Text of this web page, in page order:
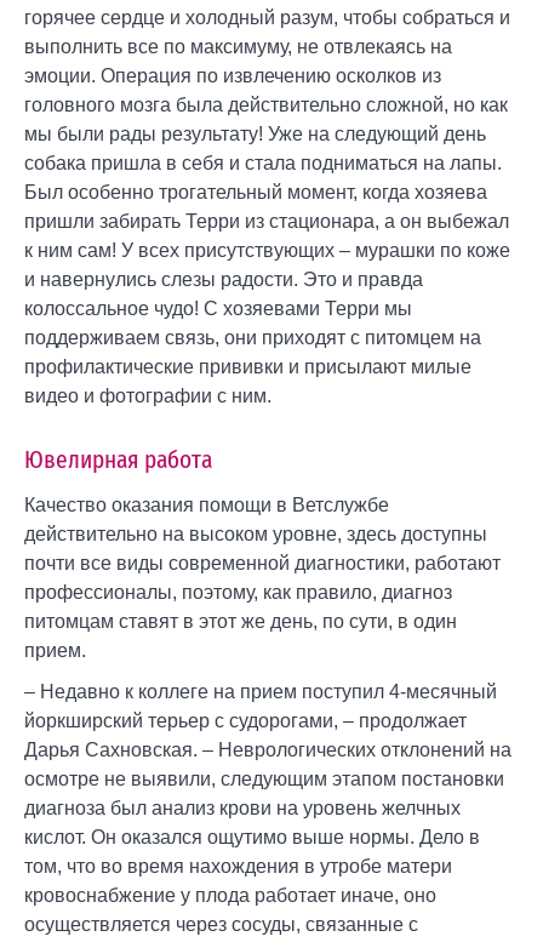
горячее сердце и холодный разум, чтобы собраться и
выполнить все по максимуму, не отвлекаясь на
эмоции. Операция по извлечению осколков из
головного мозга была действительно сложной, но как
мы были рады результату! Уже на следующий день
собака пришла в себя и стала подниматься на лапы.
Был особенно трогательный момент, когда хозяева
пришли забирать Терри из стационара, а он выбежал
к ним сам! У всех присутствующих – мурашки по коже
и навернулись слезы радости. Это и правда
колоссальное чудо! С хозяевами Терри мы
поддерживаем связь, они приходят с питомцем на
профилактические прививки и присылают милые
видео и фотографии с ним.
Ювелирная работа
Качество оказания помощи в Ветслужбе
действительно на высоком уровне, здесь доступны
почти все виды современной диагностики, работают
профессионалы, поэтому, как правило, диагноз
питомцам ставят в этот же день, по сути, в один
прием.
– Недавно к коллеге на прием поступил 4-месячный
йоркширский терьер с судорогами, – продолжает
Дарья Сахновская. – Неврологических отклонений на
осмотре не выявили, следующим этапом постановки
диагноза был анализ крови на уровень желчных
кислот. Он оказался ощутимо выше нормы. Дело в
том, что во время нахождения в утробе матери
кровоснабжение у плода работает иначе, оно
осуществляется через сосуды, связанные с